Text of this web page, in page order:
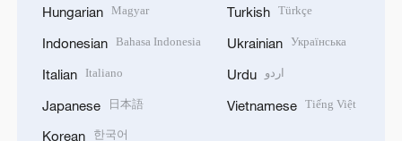
Hungarian Magyar
Indonesian Bahasa Indonesia
Italian Italiano
Japanese 日本語
Korean 한국어
Turkish Türkçe
Ukrainian Українська
Urdu اردو
Vietnamese Tiếng Việt